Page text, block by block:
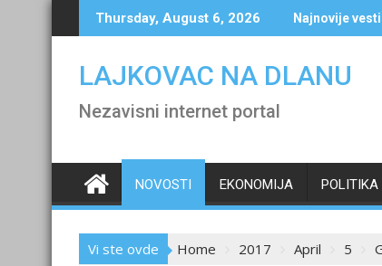
to
Thursday, August 6, 2026 Najnovije vesti
LAJKOVAC NA DLANU
Nezavisni internet portal
NOVOSTI EKONOMIJA POLITIKA
Vi ste ovde Home 2017 April 5